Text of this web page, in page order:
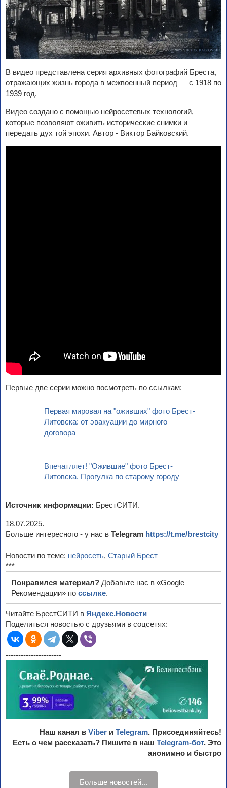
В видео представлена серия архивных фотографий Бреста,
отражающих жизнь города в межвоенный период — с 1918 по
1939 год.
Видео создано с помощью нейросетевых технологий,
которые позволяют оживить исторические снимки и
передать дух той эпохи. Автор - Виктор Байковский.
Первые две серии можно посмотреть по ссылкам:
Первая мировая на "оживших" фото Брест-
Литовска: от эвакуации до мирного
договора
Впечатляет! "Ожившие" фото Брест-
Литовска. Прогулка по старому городу
Источник информации: БрестСИТИ.
18.07.2025.
Больше интересного - у нас в Telegram https://t.me/brestcity
Новости по теме: нейросеть, Старый Брест
***
Понравился материал? Добавьте нас в «Google
Рекомендации» по ссылке.
Читайте БрестСИТИ в Яндекс.Новости
Поделиться новостью с друзьями в соцсетях:
----------------------
Наш канал в Viber и Telegram. Присоединяйтесь!
Есть о чем рассказать? Пишите в наш Telegram-бот. Это
анонимно и быстро
Больше новостей...